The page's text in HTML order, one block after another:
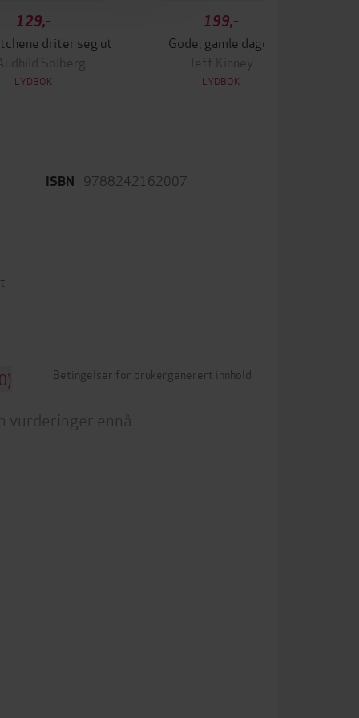
129,-
driter seg ut
Solberg
LYDBOK
199,-
Gode, gamle dager
Jeff Kinney
LYDBOK
ISBN 9788242162007
Betingelser for brukergenerert innhold
vurderinger ennå